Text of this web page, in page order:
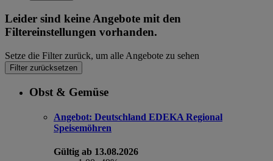
Leider sind keine Angebote mit den
Filtereinstellungen vorhanden.
Setze die Filter zurück, um alle Angebote zu sehen
Filter zurücksetzen
Obst & Gemüse
Angebot: Deutschland EDEKA Regional
Speisemöhren
Gültig ab 13.08.2026